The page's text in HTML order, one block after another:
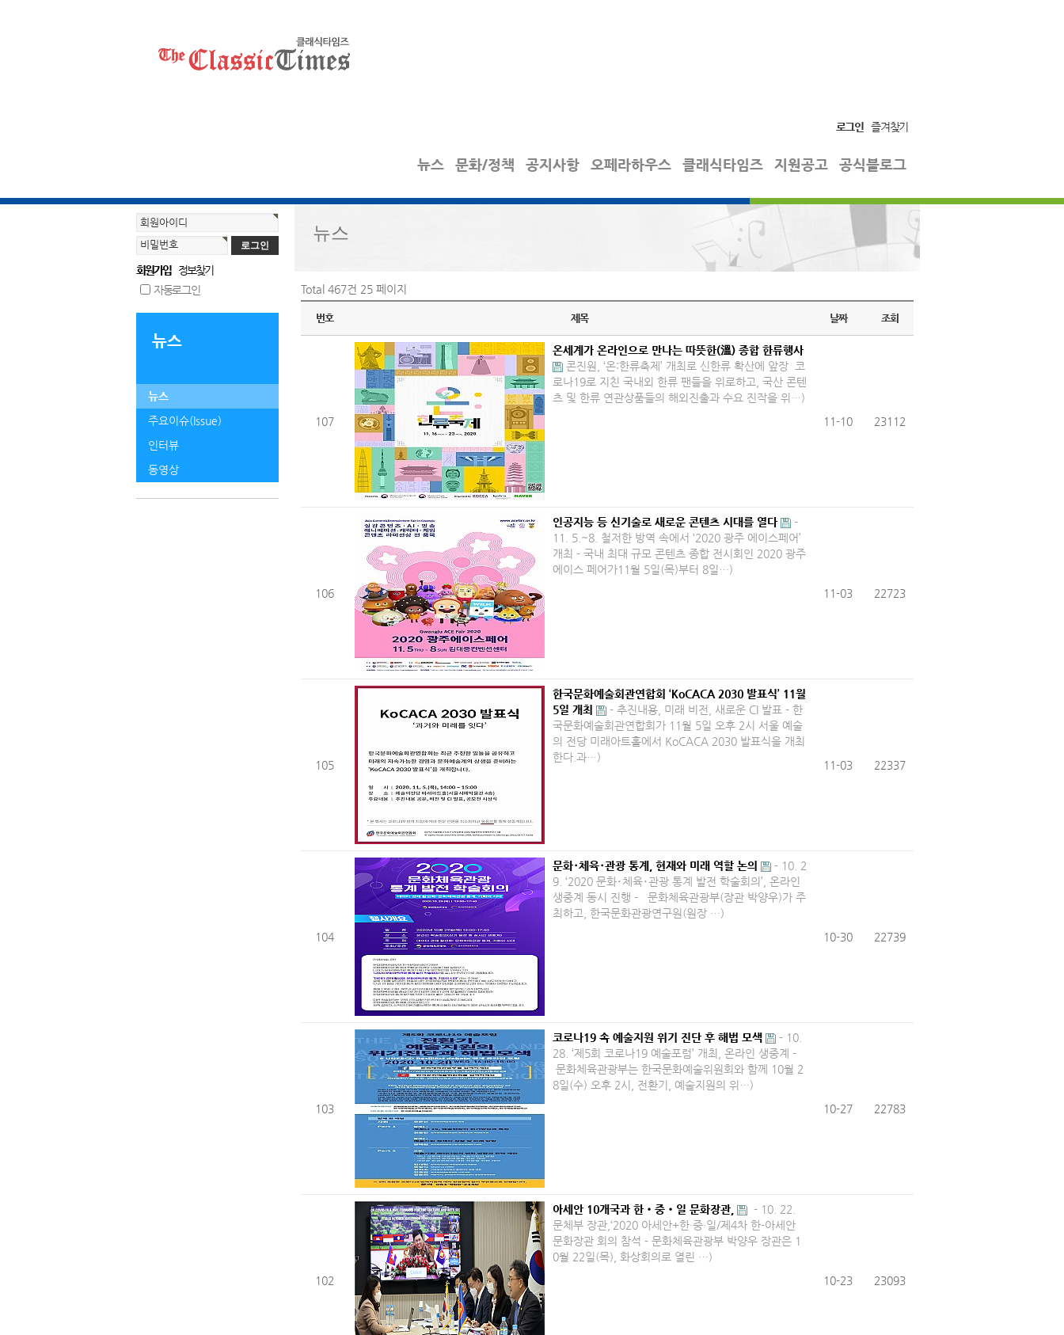
로그인 즐겨찾기
뉴스 문화/정책 공지사항 오페라하우스 클래식타임즈 지원공고 공식블로그
회원아이디
비밀번호
회원가입
정보찾기
자동로그인
뉴스
뉴스
주요이슈(Issue)
인터뷰
동영상
뉴스
Total 467건 25 페이지
번호 제목 날짜 조회
107
온세계가 온라인으로 만나는 따뜻한(溫) 종합 한류행사
콘진원, ‘온:한류축제’ 개최로 신한류 확산에 앞장 코
로나19로 지친 국내외 한류 팬들을 위로하고, 국산 콘텐
츠 및 한류 연관상품들의 해외진출과 수요 진작을 위…)
11-10
23112
106
인공지능 등 신기술로 새로운 콘텐츠 시대를 열다
-
11. 5.~8. 철저한 방역 속에서 ‘2020 광주 에이스페어’
개최 -​ 국내 최대 규모 콘텐츠 종합 전시회인 2020 광주
에이스 페어가11월 5일(목)부터 8일…)
11-03
22723
105
한국문화예술회관연합회 ‘KoCACA 2030 발표식’ 11월
5일 개최
- 추진내용, 미래 비전, 새로운 CI 발표 -​ 한
국문화예술회관연합회가 11월 5일 오후 2시 서울 예술
의 전당 미래아트홀에서 KoCACA 2030 발표식을 개최
한다.과…)
11-03 22337
104
문화･체육･관광 통계, 현재와 미래 역할 논의
​- 10. 2
9. ‘2020 문화･체육･관광 통계 발전 학술회의’, 온라인
생중계 동시 진행 - 문화체육관광부(장관 박양우)가 주
최하고, 한국문화관광연구원(원장 …)
10-30
22739
103
코로나19 속 예술지원 위기 진단 후 해법 모색
- 10.
28. ‘제5회 코로나19 예술포럼’ 개최, 온라인 생중계 -​
문화체육관광부는 한국문화예술위원회와 함께 10월 2
8일(수) 오후 2시, 전환기, 예술지원의 위…)
10-27
22783
102
아세안 10개국과 한‧중‧일 문화장관,
- 10. 22.
문체부 장관,‘2020 아세안+한·중·일/제4차 한-아세안
문화장관 회의 참석 - ​문화체육관광부 박양우 장관은 1
0월 22일(목), 화상회의로 열린 …)
10-23
23093